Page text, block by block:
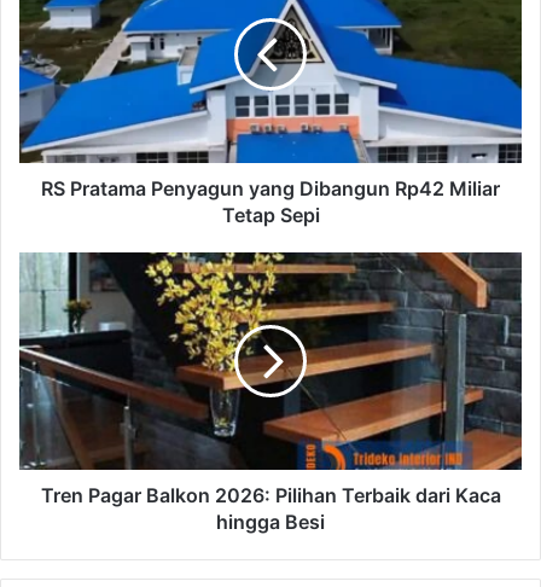
r
a
t
m
a
a
u
n
y
a
n
g
a
RS Pratama Penyagun yang Dibangun Rp42 Miliar
Tetap Sepi
r
n
P
a
g
a
r
Tren Pagar Balkon 2026: Pilihan Terbaik dari Kaca
hingga Besi